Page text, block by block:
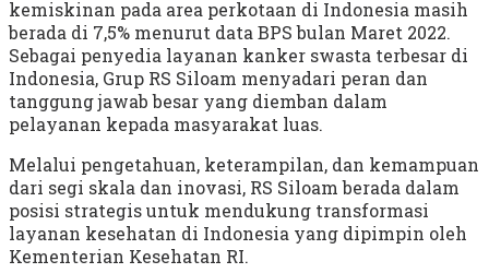
kemiskinan pada area perkotaan di Indonesia masih
berada di 7,5% menurut data BPS bulan Maret 2022.
Sebagai penyedia layanan kanker swasta terbesar di
Indonesia, Grup RS Siloam menyadari peran dan
tanggung jawab besar yang diemban dalam
pelayanan kepada masyarakat luas.
Melalui pengetahuan, keterampilan, dan kemampuan
dari segi skala dan inovasi, RS Siloam berada dalam
posisi strategis untuk mendukung transformasi
layanan kesehatan di Indonesia yang dipimpin oleh
Kementerian Kesehatan RI.